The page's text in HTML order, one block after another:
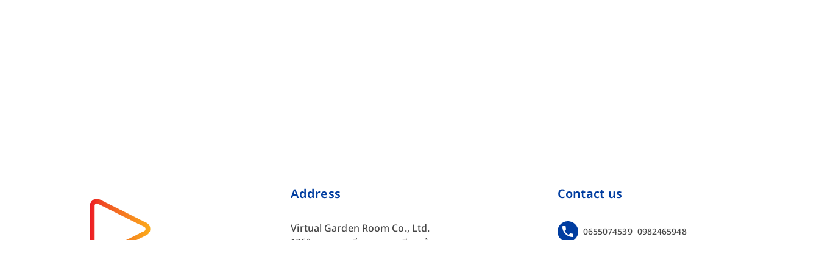
Address
Virtual Garden Room Co., Ltd.
1768 ถนนเพชรบุรี แขวงบางกะปิ เขตห้วยขวาง กรุงเทพมหานคร
Contact us
0655074539 0982465948